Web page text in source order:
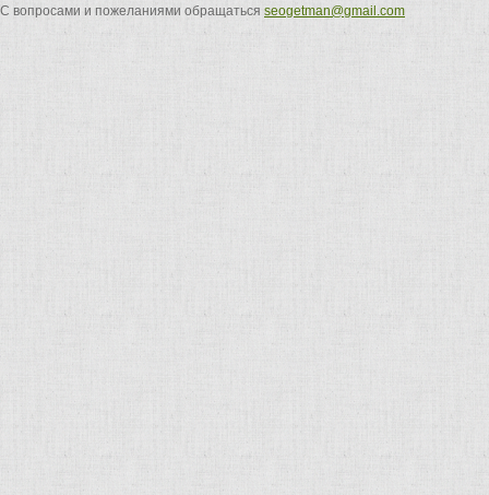
С вопросами и пожеланиями обращаться seogetman@gmail.com